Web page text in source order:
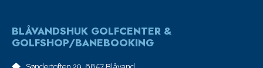
BLÅVANDSHUK GOLFCENTER &
GOLFSHOP/BANEBOOKING